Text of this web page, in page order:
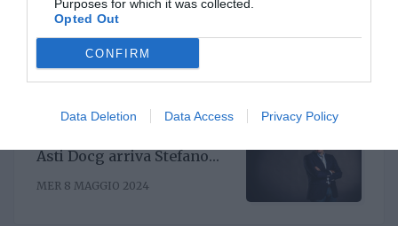
Purposes for which it was collected.
Opted Out
CONFIRM
Data Deletion Data Access Privacy Policy
Vini Oltrepò Pavese arriva
il nuovo direttore. È
Riccardo Binda
VEN 6 SETTEMBRE 2024
Asti Docg arriva Stefano
sinergia associativa e far
MER 8 MAGGIO 2024